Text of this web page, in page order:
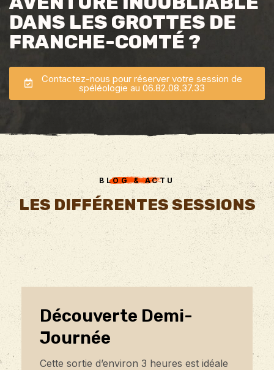
DANS LES GROTTES DE
FRANCHE-COMTÉ ?
Contactez-nous pour réserver votre session de
spéléologie au 06.82.08.37.33
BLOG & ACTU
LES DIFFÉRENTES SESSIONS
Découverte Demi-
Journée
Cette sortie d’environ 3 heures est idéale